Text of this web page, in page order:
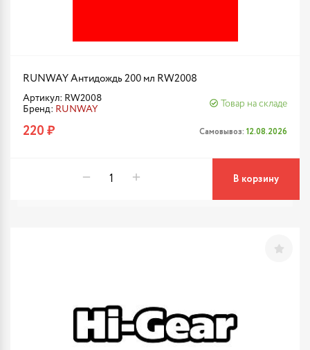
RUNWAY Антидождь 200 мл RW2008
Артикул: RW2008
Бренд: RUNWAY
Товар на складе
220 ₽ Самовывоз: 12.08.2026
В корзину